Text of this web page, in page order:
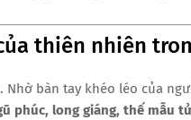
thiên nhiên
bàn tay khéo léo của
phúc, long giáng, thế mẫu